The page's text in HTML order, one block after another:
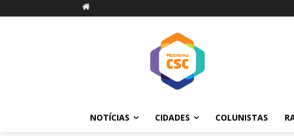
NOTÍCIAS CIDADES COLUNISTAS